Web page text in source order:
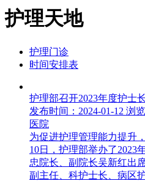
护理天地
护理门诊
时间安排表
护理部召开2023年度护士
发布时间：2024-01-12 浏
医院
为促进护理管理能力提升
10日，护理部举办了2023
忠院长、副院长吴新红出
副主任、科护士长、病区